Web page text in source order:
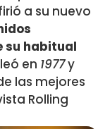
a su nuevo
su habitual
en 1977y
las mejores
Rolling